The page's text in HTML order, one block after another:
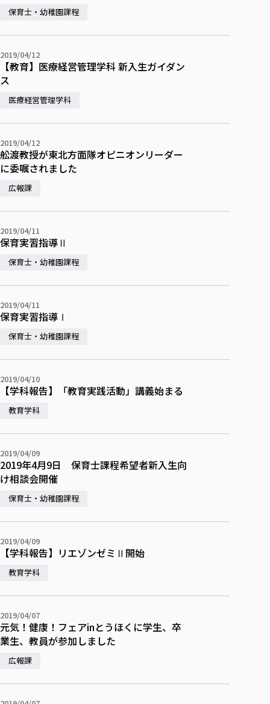
保育士・幼稚園課程
2019/04/12
【教育】医療経営管理学科 新入生ガイダン
ス
医療経営管理学科
2019/04/12
舩渡教授が東北方面隊オピニオンリーダー
に委嘱されました
広報課
2019/04/11
保育実習指導Ⅱ
保育士・幼稚園課程
2019/04/11
保育実習指導Ⅰ
保育士・幼稚園課程
2019/04/10
【学科報告】「教育実践活動」講義始まる
教育学科
2019/04/09
2019年4月9日 保育士課程希望者新入生向
け相談会開催
保育士・幼稚園課程
2019/04/09
【学科報告】リエゾンゼミⅡ開始
教育学科
2019/04/07
元気！健康！フェアinとうほくに学生、卒
業生、教員が参加しました
広報課